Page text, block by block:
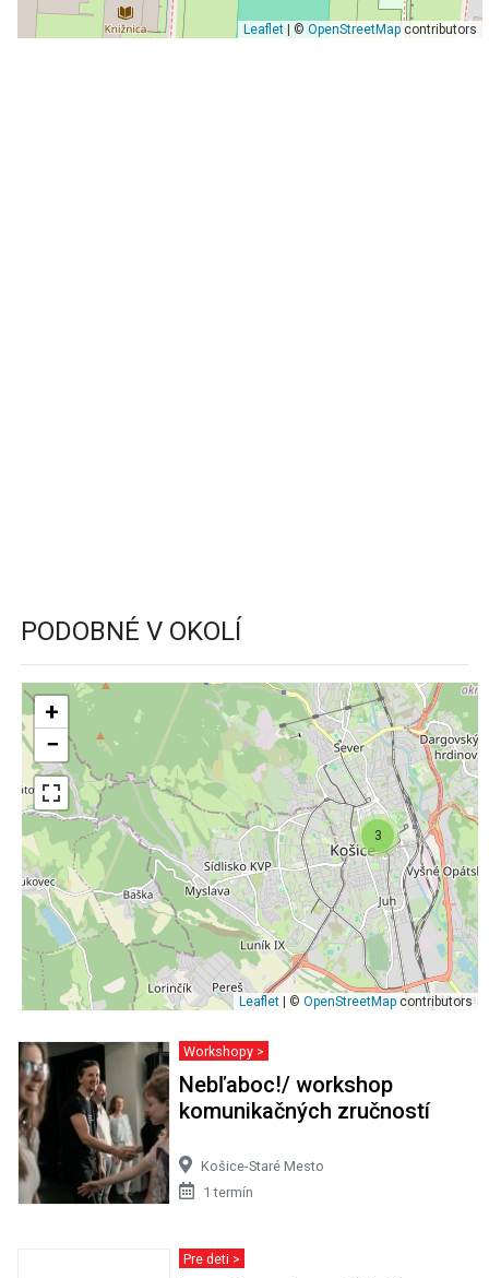
Leaflet| © OpenStreetMapcontributors
PODOBNÉ V OKOLÍ
3
+
−
Leaflet | © OpenStreetMap contributors
Workshopy >
Nebľaboc!/ workshop
komunikačných zručností
Košice-Staré Mesto
1 termín
Pre deti >